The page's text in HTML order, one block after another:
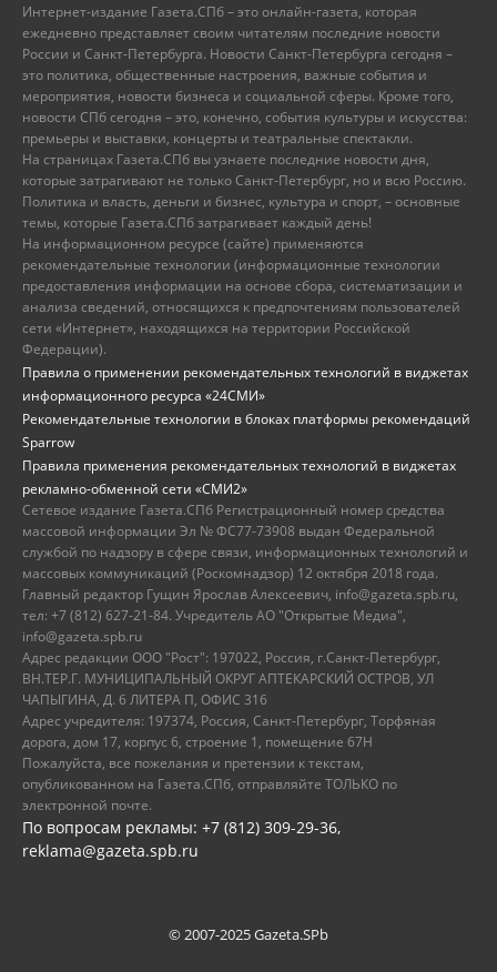
Интернет-издание Газета.СПб – это онлайн-газета, которая
ежедневно представляет своим читателям последние новости
России и Санкт-Петербурга. Новости Санкт-Петербурга сегодня –
это политика, общественные настроения, важные события и
мероприятия, новости бизнеса и социальной сферы. Кроме того,
новости СПб сегодня – это, конечно, события культуры и искусства:
премьеры и выставки, концерты и театральные спектакли.
На страницах Газета.СПб вы узнаете последние новости дня,
которые затрагивают не только Санкт-Петербург, но и всю Россию.
Политика и власть, деньги и бизнес, культура и спорт, – основные
темы, которые Газета.СПб затрагивает каждый день!
На информационном ресурсе (сайте) применяются
рекомендательные технологии (информационные технологии
предоставления информации на основе сбора, систематизации и
анализа сведений, относящихся к предпочтениям пользователей
сети «Интернет», находящихся на территории Российской
Федерации).
Правила о применении рекомендательных технологий в виджетах
информационного ресурса «24СМИ»
Рекомендательные технологии в блоках платформы рекомендаций
Sparrow
Правила применения рекомендательных технологий в виджетах
рекламно-обменной сети «СМИ2»
Сетевое издание Газета.СПб Регистрационный номер средства
массовой информации Эл № ФС77-73908 выдан Федеральной
службой по надзору в сфере связи, информационных технологий и
массовых коммуникаций (Роскомнадзор) 12 октября 2018 года.
Главный редактор Гущин Ярослав Алексеевич, info@gazeta.spb.ru,
тел: +7 (812) 627-21-84. Учредитель АО "Открытые Медиа",
info@gazeta.spb.ru
Адрес редакции ООО "Рост": 197022, Россия, г.Санкт-Петербург,
ВН.ТЕР.Г. МУНИЦИПАЛЬНЫЙ ОКРУГ АПТЕКАРСКИЙ ОСТРОВ, УЛ
ЧАПЫГИНА, Д. 6 ЛИТЕРА П, ОФИС 316
Адрес учредителя: 197374, Россия, Санкт-Петербург, Торфяная
дорога, дом 17, корпус 6, строение 1, помещение 67Н
Пожалуйста, все пожелания и претензии к текстам,
опубликованном на Газета.СПб, отправляйте ТОЛЬКО по
электронной почте.
По вопросам рекламы: +7 (812) 309-29-36,
reklama@gazeta.spb.ru
© 2007-2025 Gazeta.SPb